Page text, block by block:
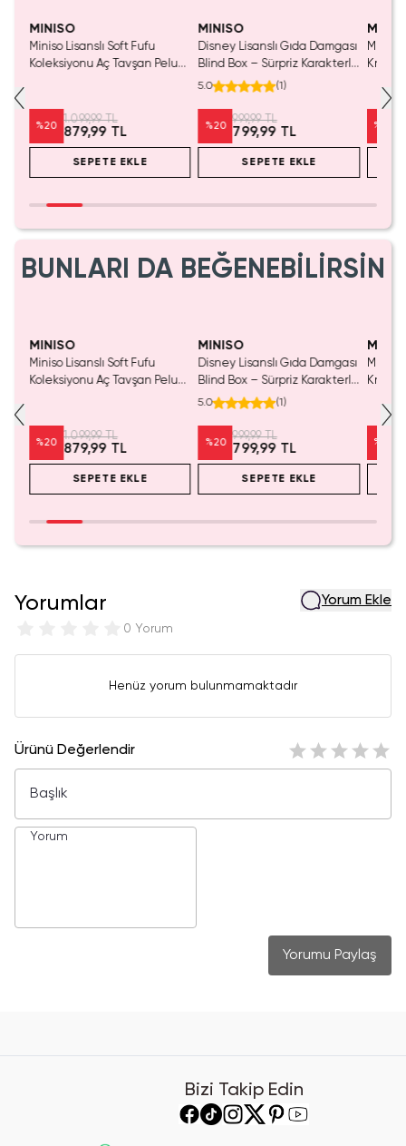
MINISO
Miniso Lisanslı Soft Fufu
Koleksiyonu Aç Tavşan Peluş
%20
1.099,99 TL
879,99 TL
SEPETE EKLE
MINISO
Disney Lisanslı Gıda Damgası
Blind Box – Sürpriz Karakterli
Eğlenceli Sunum
5.0 (1)
%20
999,99 TL
799,99 TL
SEPETE EKLE
Miniso
Kristal
%
BUNLARI DA BEĞENEBİLİRSİN
MINISO
Miniso Lisanslı Soft Fufu
Koleksiyonu Aç Tavşan Peluş
%20
1.099,99 TL
879,99 TL
SEPETE EKLE
MINISO
Disney Lisanslı Gıda Damgası
Blind Box – Sürpriz Karakterli
Eğlenceli Sunum
5.0 (1)
%20
999,99 TL
799,99 TL
SEPETE EKLE
Miniso
Kristal
%
Yorumlar
0 Yorum
Yorum Ekle
Henüz yorum bulunmamaktadır
Ürünü Değerlendir
Yorumu Paylaş
Bizi Takip Edin